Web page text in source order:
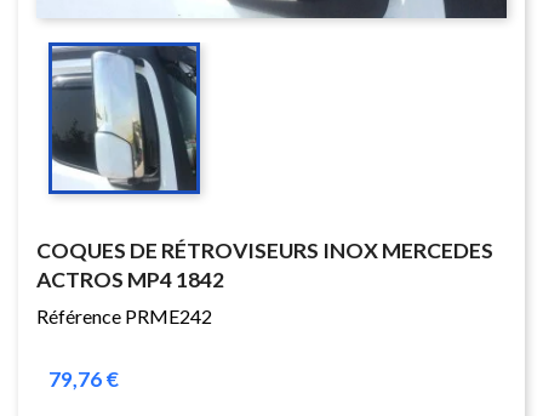
COQUES DE RÉTROVISEURS INOX MERCEDES
ACTROS MP4 1842
Référence PRME242
79,76 €